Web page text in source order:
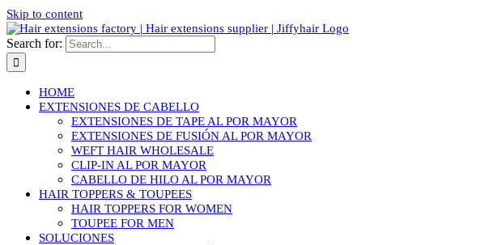
Skip to content
Search for:
HOME
EXTENSIONES DE CABELLO
EXTENSIONES DE TAPE AL POR MAYOR
EXTENSIONES DE FUSIÓN AL POR MAYOR
WEFT HAIR WHOLESALE
CLIP-IN AL POR MAYOR
CABELLO DE HILO AL POR MAYOR
HAIR TOPPERS & TOUPEES
HAIR TOPPERS FOR WOMEN
TOUPEE FOR MEN
SOLUCIONES